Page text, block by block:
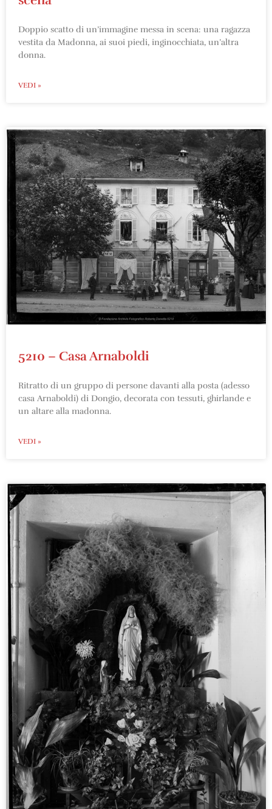
Doppio scatto di un’immagine messa in scena: una ragazza
vestita da Madonna, ai suoi piedi, inginocchiata, un’altra
donna.
VEDI »
5210 – Casa Arnaboldi
Ritratto di un gruppo di persone davanti alla posta (adesso
casa Arnaboldi) di Dongio, decorata con tessuti, ghirlande e
un altare alla madonna.
VEDI »